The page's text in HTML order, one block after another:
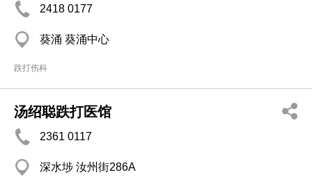
2418 0177
葵涌 葵涌中心
跌打伤科
汤绍聪跌打医馆
2361 0117
深水埗 汝州街286A